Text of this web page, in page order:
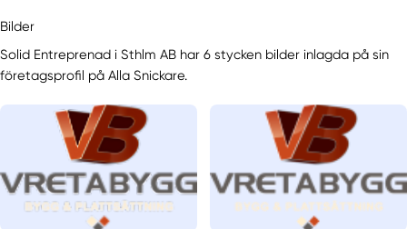
Bilder
Solid Entreprenad i Sthlm AB har 6 stycken bilder inlagda på sin
företagsprofil på Alla Snickare.